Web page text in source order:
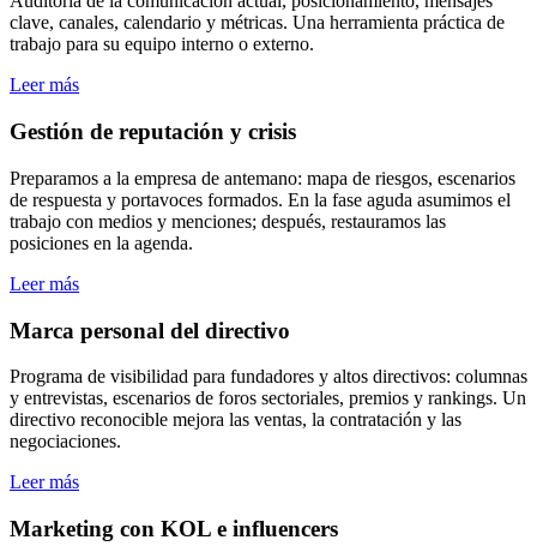
clave, canales, calendario y métricas. Una herramienta práctica de
trabajo para su equipo interno o externo.
Leer más
Gestión de reputación y crisis
Preparamos a la empresa de antemano: mapa de riesgos, escenarios
de respuesta y portavoces formados. En la fase aguda asumimos el
trabajo con medios y menciones; después, restauramos las
posiciones en la agenda.
Leer más
Marca personal del directivo
Programa de visibilidad para fundadores y altos directivos: columnas
y entrevistas, escenarios de foros sectoriales, premios y rankings. Un
directivo reconocible mejora las ventas, la contratación y las
negociaciones.
Leer más
Marketing con KOL e influencers